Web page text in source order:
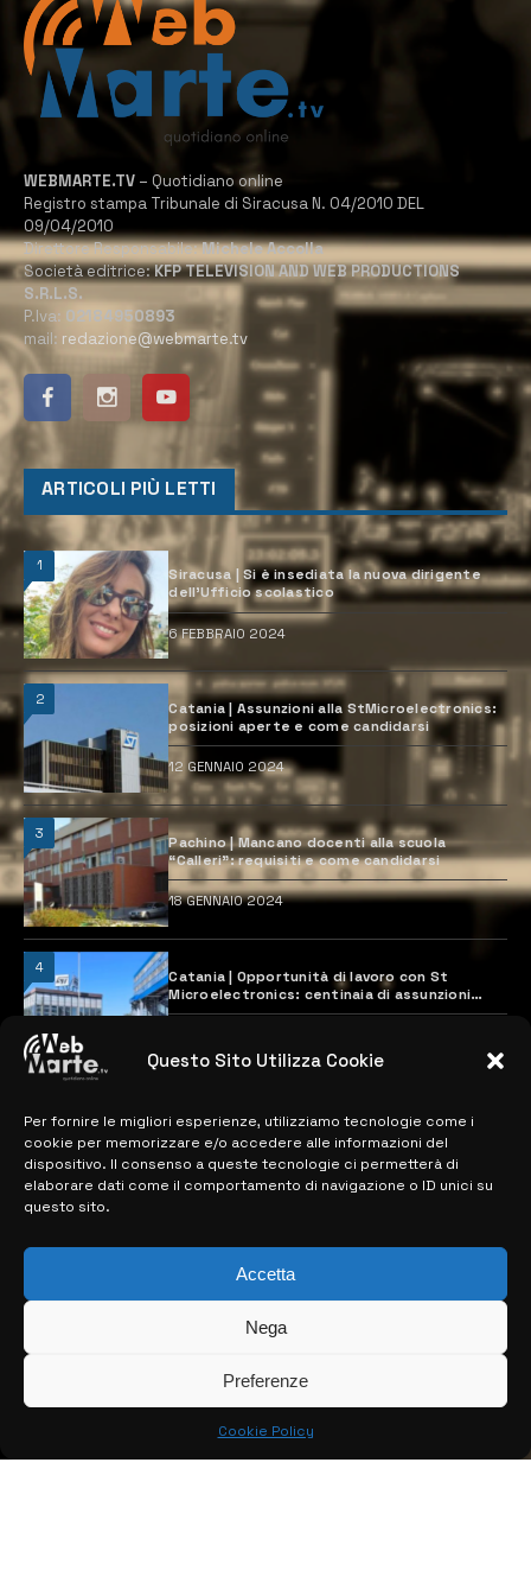
Questo Sito Utilizza Cookie
Per fornire le migliori esperienze, utilizziamo tecnologie come i
cookie per memorizzare e/o accedere alle informazioni del
dispositivo. Il consenso a queste tecnologie ci permetterà di
elaborare dati come il comportamento di navigazione o ID unici su
questo sito.
Accetta
Nega
Preferenze
Cookie Policy
WEBMARTE.TV – Quotidiano online
Registro stampa Tribunale di Siracusa N. 04/2010 DEL
09/04/2010
Direttore Responsabile:Michele Accolla
Società editrice:KFP TELEVISION AND WEB PRODUCTIONS
S.R.L.S.
P.Iva: 02184950893
mail: redazione@webmarte.tv
ARTICOLI PIÙ LETTI
1
Siracusa | Si è insediata la nuova dirigente
dell’Ufficio scolastico
6 FEBBRAIO 2024
2
Catania | Assunzioni alla StMicroelectronics:
posizioni aperte e come candidarsi
12 GENNAIO 2024
3
Pachino | Mancano docenti alla scuola
“Calleri”: requisiti e come candidarsi
18 GENNAIO 2024
4
Catania | Opportunità di lavoro con St
Microelectronics: centinaia di assunzioni
previste
MAPPA DEL SITO
> NOTIZIE